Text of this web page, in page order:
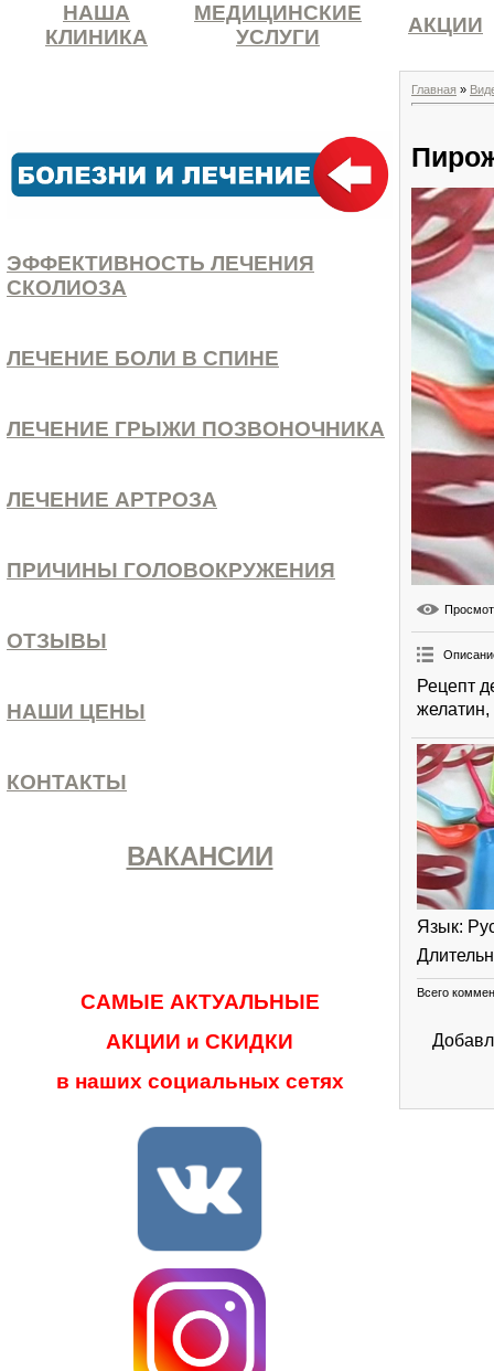
НАША
КЛИНИКА
МЕДИЦИНСКИЕ
УСЛУГИ
АКЦИИ
ЭФФЕКТИВНОСТЬ ЛЕЧЕНИЯ
СКОЛИОЗА
ЛЕЧЕНИЕ БОЛИ В СПИНЕ
ЛЕЧЕНИЕ ГРЫЖИ ПОЗВОНОЧНИКА
ЛЕЧЕНИЕ АРТРОЗА
ПРИЧИНЫ ГОЛОВОКРУЖЕНИЯ
ОТЗЫВЫ
НАШИ ЦЕНЫ
КОНТАКТЫ
ВАКАНСИИ
САМЫЕ АКТУАЛЬНЫЕ
АКЦИИ и СКИДКИ
в наших социальных сетях
Главная »
Рецепт
желатин,
Язык:
Всего